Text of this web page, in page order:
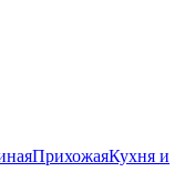
ПрихожаяКухня и